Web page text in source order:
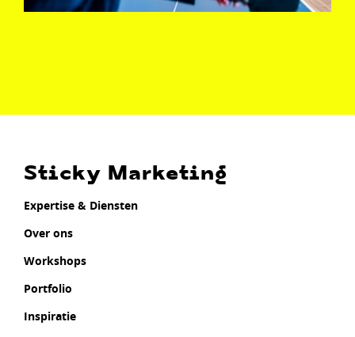
Sticky Marketing
Expertise & Diensten
Over ons
Workshops
Portfolio
Inspiratie